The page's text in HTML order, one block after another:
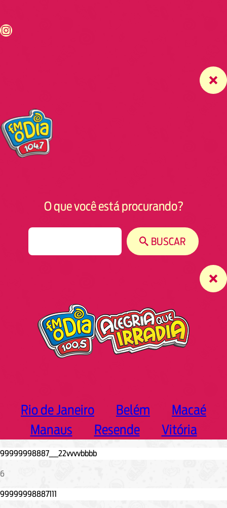
https://www.instagram.com/fmodia.cabofrio/
O que você está procurando?
BUSCAR
Rio de Janeiro Belém
Macaé
Manaus
Resende Vitória
6